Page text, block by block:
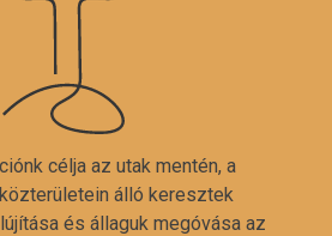
célja az utak mentén, a
álló keresztek
és állaguk megóvása az